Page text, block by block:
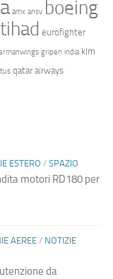
amx ansv boeing
eurofighter
gripen india klm
qatar airways
ESTERO / SPAZIO
motori RD180 per
AEREE/ NOTIZIE
da